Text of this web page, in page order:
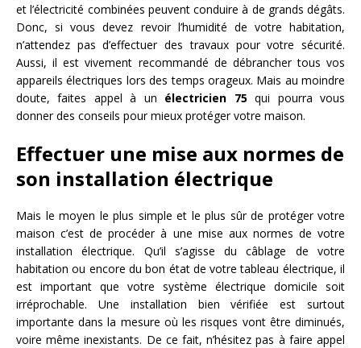
et l’électricité combinées peuvent conduire à de grands dégâts.
Donc, si vous devez revoir l’humidité de votre habitation,
n’attendez pas d’effectuer des travaux pour votre sécurité.
Aussi, il est vivement recommandé de débrancher tous vos
appareils électriques lors des temps orageux. Mais au moindre
doute, faites appel à un électricien 75qui pourra vous
donner des conseils pour mieux protéger votre maison.
Effectuer une mise aux normes de
son installation électrique
Mais le moyen le plus simple et le plus sûr de protéger votre
maison c’est de procéder à une mise aux normes de votre
installation électrique. Qu’il s’agisse du câblage de votre
habitation ou encore du bon état de votre tableau électrique, il
est important que votre système électrique domicile soit
irréprochable. Une installation bien vérifiée est surtout
importante dans la mesure où les risques vont être diminués,
voire même inexistants. De ce fait, n’hésitez pas à faire appel